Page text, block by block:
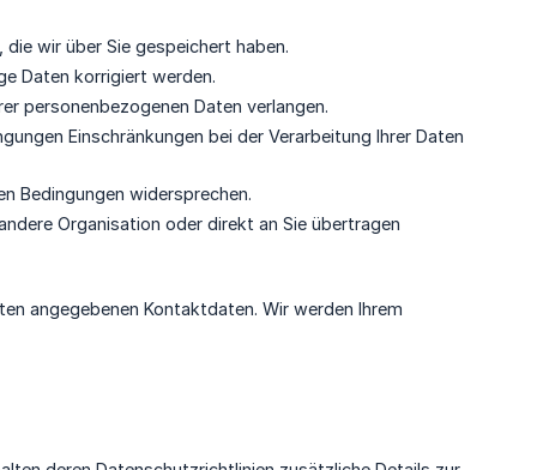
wir über Sie gespeichert haben.
Daten korrigiert werden.
personenbezogenen Daten verlangen.
Einschränkungen bei der Verarbeitung Ihrer Daten
Bedingungen widersprechen.
Organisation oder direkt an Sie übertragen
angegebenen Kontaktdaten. Wir werden Ihrem